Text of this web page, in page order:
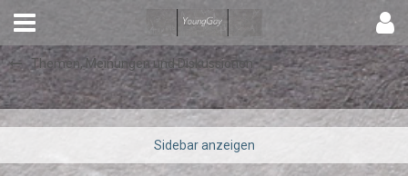
Themen, Meinungen und Diskussionen